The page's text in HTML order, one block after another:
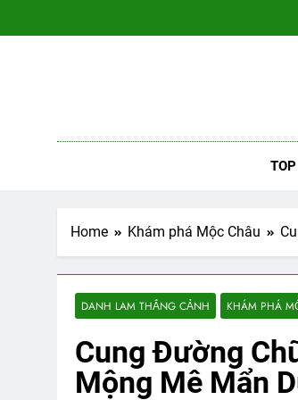
Home Khám phá Mộc Châu
DANH LAM THẮNG CẢNH KHÁM PHÁ
Cung Đường
Mộng Mê Mẩn